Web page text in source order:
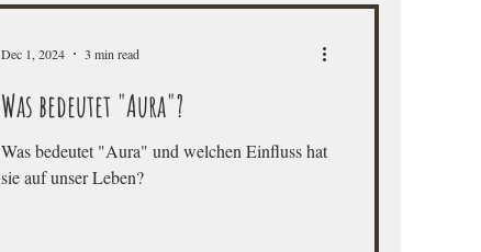
Was bedeutet "Aura"?
Was bedeutet "Aura" und welchen Einfluss hat
sie auf unser Leben?
Dec 1, 2024 3 min read